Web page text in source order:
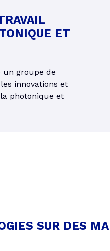
ET
un groupe de
innovations et
photonique et
SUR DES